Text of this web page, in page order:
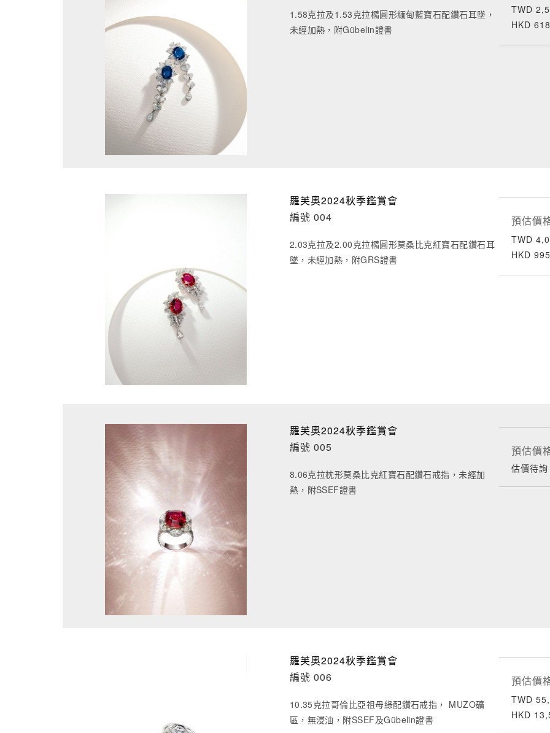
1.58克拉及1.53克拉橢圓形緬甸藍寶石配鑽石耳墜，
未經加熱，附Gübelin證書
TWD
HKD
羅芙奧2024秋季鑑賞會
編號 004
2.03克拉及2.00克拉橢圓形莫桑比克紅寶石配鑽石耳
墜，未經加熱，附GRS證書
預估價
TWD
HKD
羅芙奧2024秋季鑑賞會
編號 005
8.06克拉枕形莫桑比克紅寶石配鑽石戒指，未經加
熱，附SSEF證書
預估價
估價待詢
羅芙奧2024秋季鑑賞會
編號 006
10.35克拉哥倫比亞祖母綠配鑽石戒指， MUZO礦
區，無浸油，附SSEF及Gübelin證書
預估價
TWD
HKD